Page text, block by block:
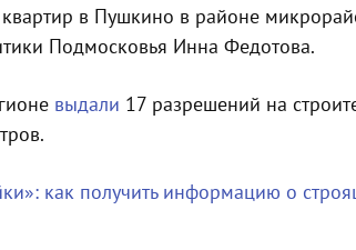
в Пушкино в районе
Подмосковья Инна Федотова.
выдали 17 разрешений на
как получить информацию о